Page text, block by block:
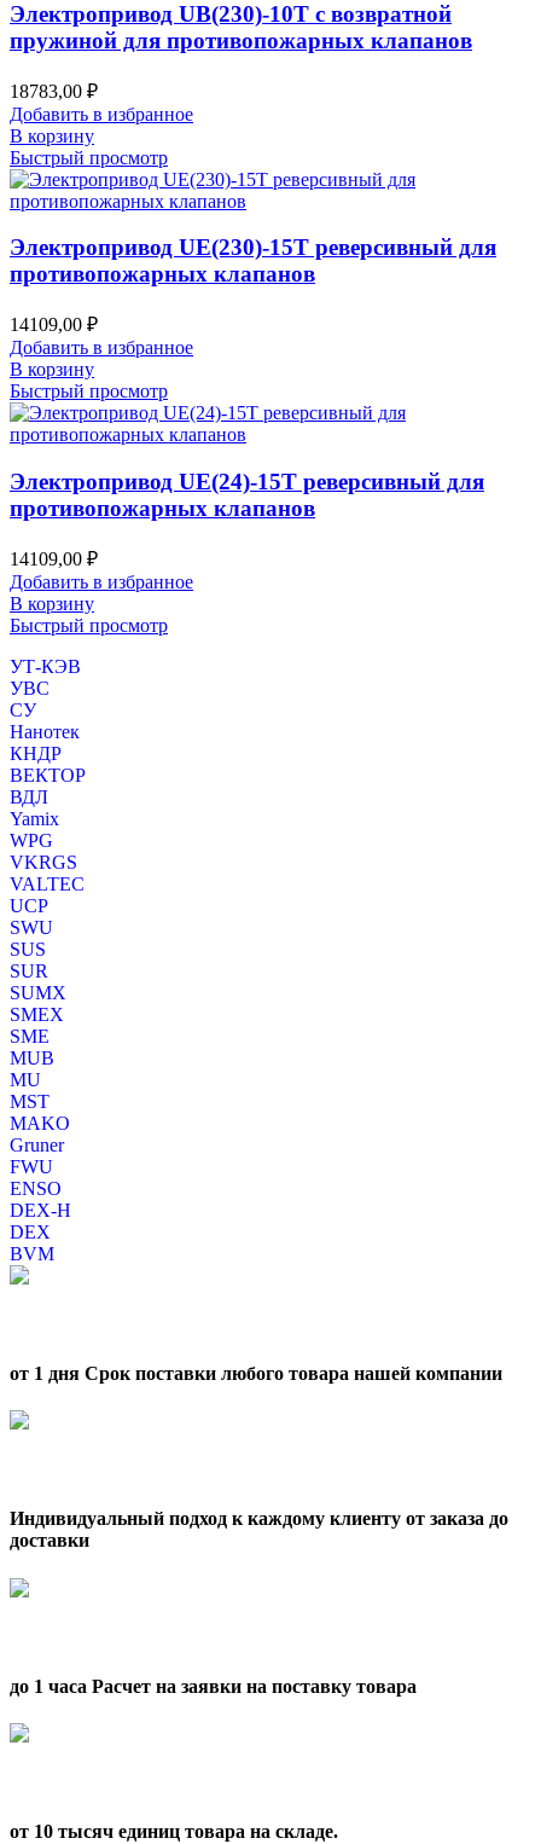
Электропривод UB(230)-10T с возвратной
пружиной для противопожарных клапанов
18783,00 ₽
Добавить в избранное
В корзину
Быстрый просмотр
Электропривод UE(230)-15T реверсивный для
противопожарных клапанов
14109,00 ₽
Добавить в избранное
В корзину
Быстрый просмотр
Электропривод UE(24)-15T реверсивный для
противопожарных клапанов
14109,00 ₽
Добавить в избранное
В корзину
Быстрый просмотр
УТ-КЭВ
УВС
СУ
Нанотек
КНДР
ВЕКТОР
ВДЛ
Yamix
WPG
VKRGS
VALTEC
UCP
SWU
SUS
SUR
SUMX
SMEX
SME
MUB
MU
MST
MAKO
Gruner
FWU
ENSO
DEX-H
DEX
BVM
от 1 дня Срок поставки любого товара нашей компании
Индивидуальный подход к каждому клиенту от заказа до
доставки
до 1 часа Расчет на заявки на поставку товара
от 10 тысяч единиц товара на складе.